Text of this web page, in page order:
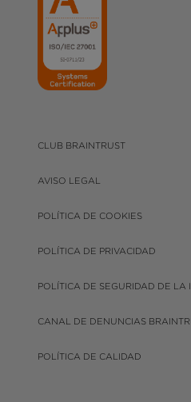
CLUB BRAINTRUST
AVISO LEGAL
POLÍTICA DE COOKIES
POLÍTICA DE PRIVACIDAD
POLÍTICA DE SEGURIDAD DE LA
CANAL DE DENUNCIAS
POLÍTICA DE CALIDAD